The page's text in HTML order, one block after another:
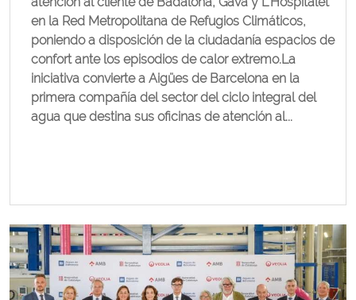
en la Red Metropolitana de Refugios Climáticos,
poniendo a disposición de la ciudadanía espacios de
confort ante los episodios de calor extremo.La
iniciativa convierte a Aigües de Barcelona en la
primera compañía del sector del ciclo integral del
agua que destina sus oficinas de atención al...